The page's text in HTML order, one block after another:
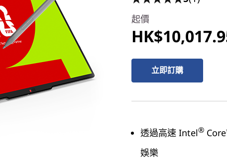
起價
立即訂購
透過高速 Intel®
娛樂